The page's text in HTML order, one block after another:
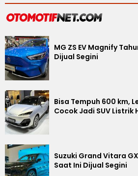
MG ZS EV Magnify
Dijual Segini
Bisa Tempuh 600 km,
Cocok Jadi SUV Listrik
Suzuki Grand Vitara
Saat Ini Dijual Segini